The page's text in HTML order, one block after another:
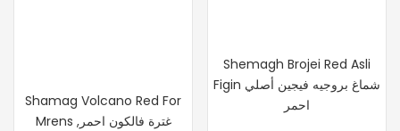
Shamag Volcano Red For
Mrens ,غترة فالكون احمر
Shemagh Brojei Red Asli
Figin شماغ بروجيه فيجين أصلي
احمر